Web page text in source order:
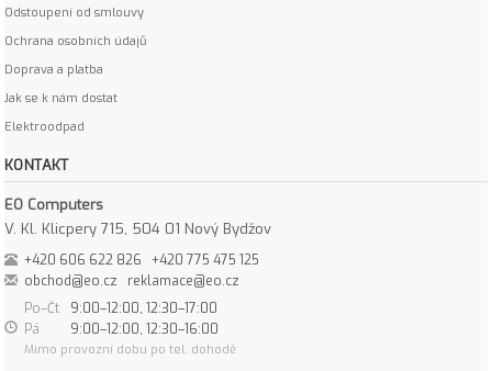
Odstoupení od smlouvy
Ochrana osobních údajů
Doprava a platba
Jak se k nám dostat
Elektroodpad
KONTAKT
EO Computers
V. Kl. Klicpery 715, 504 01 Nový Bydžov
+420 606 622 826
+420 775 475 125
obchod@eo.cz
reklamace@eo.cz
Po–Čt
9:00–12:00, 12:30–17:00
Pá
9:00–12:00, 12:30–16:00
Mimo provozní dobu po tel. dohodě